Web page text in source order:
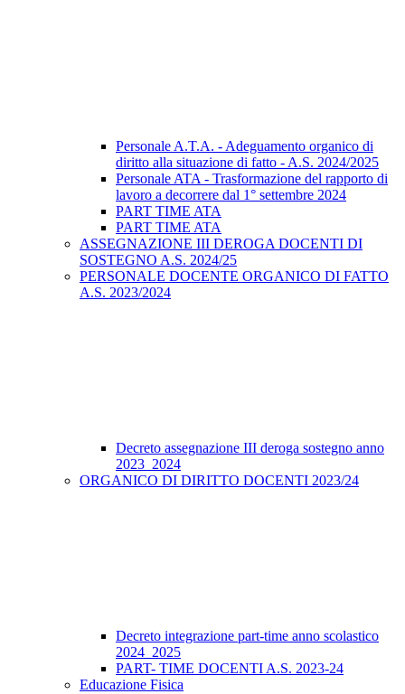
Personale A.T.A. - Adeguamento organico di
diritto alla situazione di fatto - A.S. 2024/2025
Personale ATA - Trasformazione del rapporto di
lavoro a decorrere dal 1° settembre 2024
PART TIME ATA
PART TIME ATA
ASSEGNAZIONE III DEROGA DOCENTI DI
SOSTEGNO A.S. 2024/25
PERSONALE DOCENTE ORGANICO DI FATTO
A.S. 2023/2024
Decreto assegnazione III deroga sostegno anno
2023_2024
ORGANICO DI DIRITTO DOCENTI 2023/24
Decreto integrazione part-time anno scolastico
2024_2025
PART- TIME DOCENTI A.S. 2023-24
Educazione Fisica